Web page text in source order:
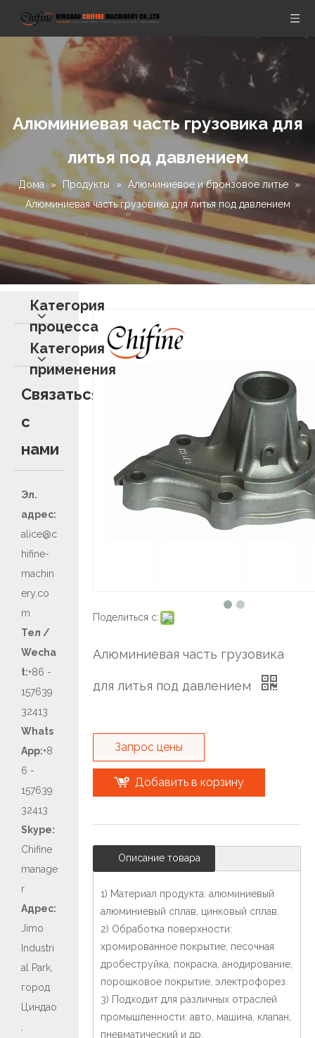
Алюминиевая часть грузовика для
литья под давлением
Дома » Продукты » Алюминиевое и бронзовое литье
»
Алюминиевая часть грузовика для литья под давлением
Категория
процесса
Категория
применения
Связаться
с
нами
Эл.
адрес:
alice@c
hifine-
machin
ery.co
m
Тел /
Wecha
t:+86 -
157639
32413
Whats
App:+8
6 -
157639
32413
Skype:
Chifine
manage
r
Адрес:
Jimo
Industri
al Park,
город
Циндао
Поделиться с:
Алюминиевая часть грузовика
для литья под давлением
Запрос цены
Добавить в корзину
Описание товара
1) Материал продукта: алюминиевый
алюминиевый сплав, цинковый сплав.
2) Обработка поверхности:
хромированное покрытие, песочная
дробеструйка, покраска, анодирование,
порошковое покрытие, электрофорез.
3) Подходит для различных отраслей
промышленности: авто, машина, клапан,
пневматический и др.